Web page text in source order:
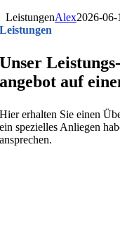
LeistungenAlex2026-
Leistungen
Unser Leistungs-
angebot auf
Hier erhalten Sie einen
ein spezielles Anliegen
ansprechen.